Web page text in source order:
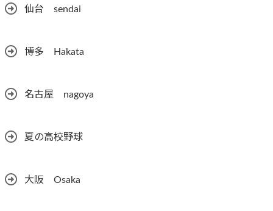
仙台 sendai
博多 Hakata
名古屋 nagoya
夏の高校野球
大阪 Osaka